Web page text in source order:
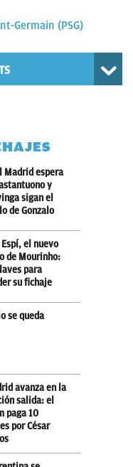
Germain (PSG)
Madrid espera
y
sigan el
de Gonzalo
el nuevo
de Mourinho:
para
su fichaje
se queda
avanza en la
salida: el
paga 10
por César